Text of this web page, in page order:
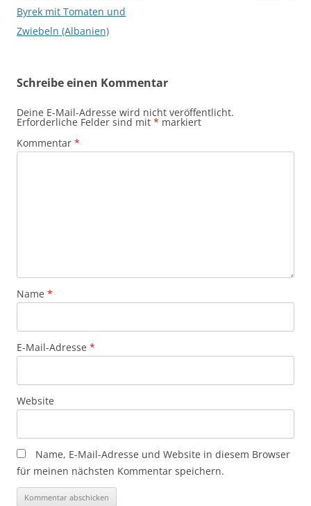
Byrek mit Tomaten und
Zwiebeln (Albanien)
Schreibe einen Kommentar
Deine E-Mail-Adresse wird nicht veröffentlicht.
Erforderliche Felder sind mit * markiert
Kommentar *
Name *
E-Mail-Adresse *
Website
Name, E-Mail-Adresse und Website in diesem Browser
für meinen nächsten Kommentar speichern.